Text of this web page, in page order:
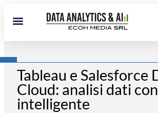
Tableau e Salesforce
Cloud: analisi dati
intelligente